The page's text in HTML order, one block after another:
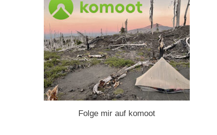
Folge mir auf komoot